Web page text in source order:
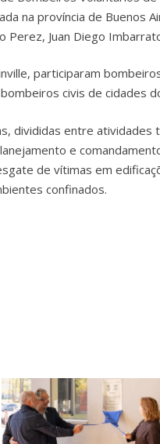
na província de Buenos
Juan Diego
participaram
civis de cidades
divididas entre atividades
e
de vítimas em
confinados.